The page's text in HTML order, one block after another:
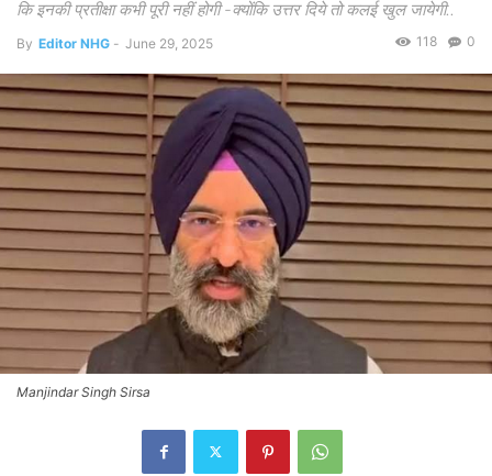
कि इनकी प्रतीक्षा कभी पूरी नहीं होगी -क्योंकि उत्तर दिये तो कलई खुल जायेगी..
By Editor NHG - June 29, 2025 0
118
Manjindar Singh Sirsa